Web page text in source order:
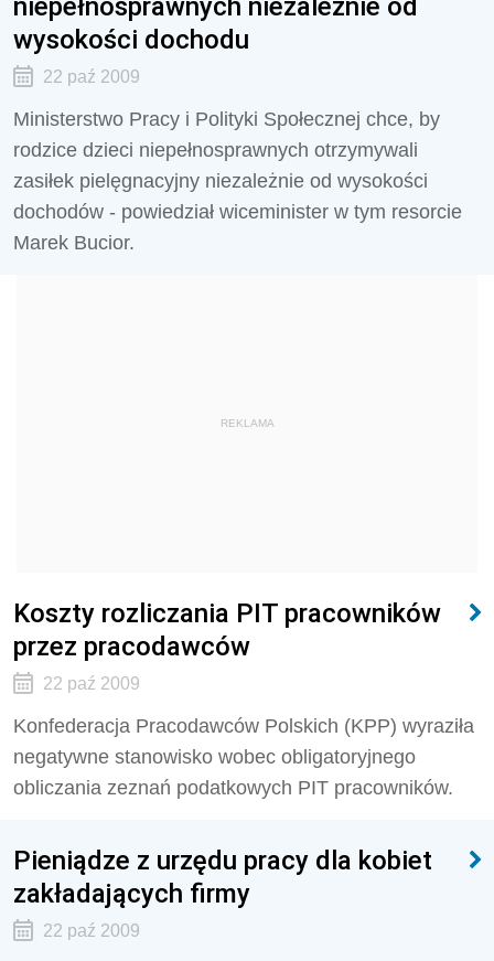
wysokości dochodu
22 paź 2009
Ministerstwo Pracy i Polityki Społecznej chce, by
rodzice dzieci niepełnosprawnych otrzymywali
zasiłek pielęgnacyjny niezależnie od wysokości
dochodów - powiedział wiceminister w tym resorcie
Marek Bucior.
REKLAMA
Koszty rozliczania PIT pracowników
przez pracodawców
22 paź 2009
Konfederacja Pracodawców Polskich (KPP) wyraziła
negatywne stanowisko wobec obligatoryjnego
obliczania zeznań podatkowych PIT pracowników.
Pieniądze z urzędu pracy dla kobiet
zakładających firmy
22 paź 2009